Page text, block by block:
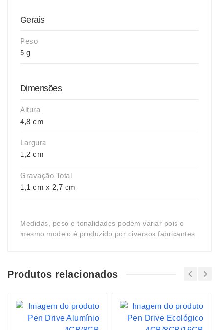
Gerais
Peso
5 g
Dimensões
Altura
4,8 cm
Largura
1,2 cm
Gravação Total
1,1 cm x 2,7 cm
Medidas, peso e tonalidades podem variar pois o
mesmo modelo é produzido por diversos fabricantes.
Produtos relacionados